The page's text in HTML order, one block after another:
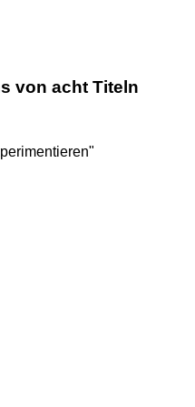
von acht Titeln